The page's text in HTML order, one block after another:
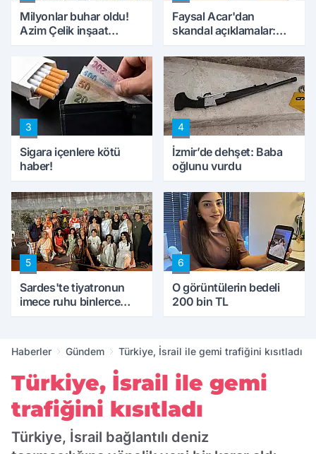
Milyonlar buhar oldu!
Azim Çelik inşaat
konuştu
Faysal Acar'dan
skandal açıklamalar:
peynircilerimizi de
kıskaca aldı, müdahale
ettik'
3
Sigara içenlere kötü
haber!
4
İzmir’de dehşet: Baba
oğlunu vurdu
5
Sardes'te tiyatronun
imece ruhu binlerce
6
O görüntülerin bedeli
200 bin TL
Haberler Gündem Türkiye, İsrail ile gemi trafiğini kısıtladı
Türkiye, İsrail ile gemi
trafiğini kısıtladı
Türkiye, İsrail bağlantılı deniz